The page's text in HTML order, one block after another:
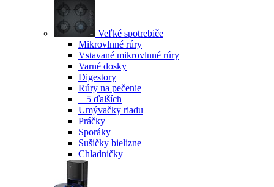
Veľké spotrebiče
Mikrovlnné rúry
Vstavané mikrovlnné rúry
Varné dosky
Digestory
Rúry na pečenie
+ 5 ďalších
Umývačky riadu
Práčky
Sporáky
Sušičky bielizne
Chladničky